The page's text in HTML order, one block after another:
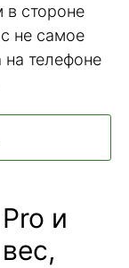
в стороне
не самое
телефоне
и